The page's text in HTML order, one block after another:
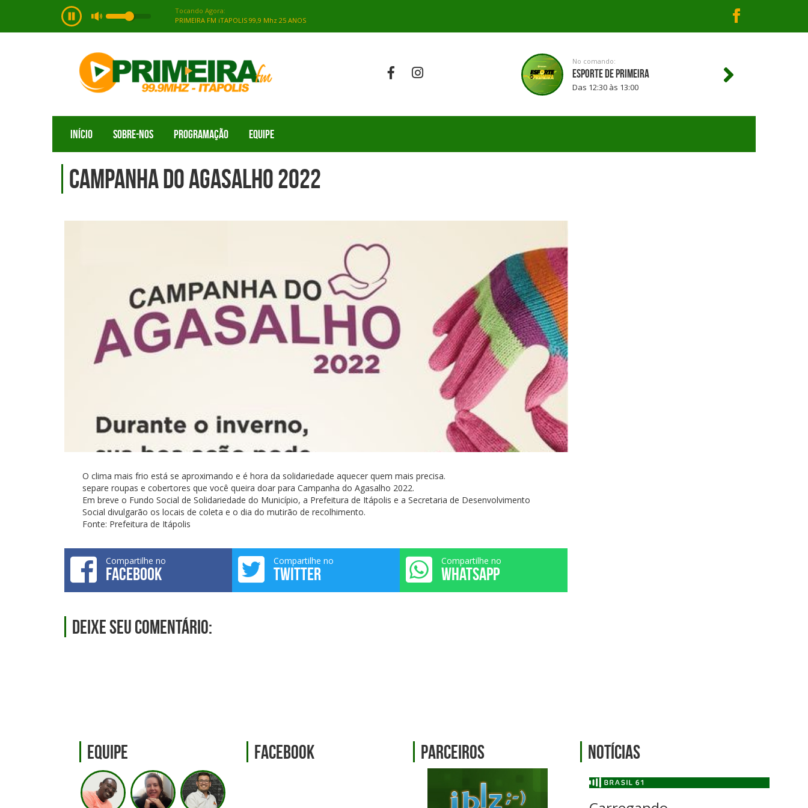
No comando:
REPÓRTER 99
Das 11:30 às 12:30
No comando:
ESPORTE DE PRIMEIRA
Das 12:30 às 13:00
INÍCIO SOBRE-NOS PROGRAMAÇÃO EQUIPE
Campanha do Agasalho 2022
O clima mais frio está se aproximando e é hora da solidariedade aquecer quem mais precisa.
separe roupas e cobertores que você queira doar para Campanha do Agasalho 2022.
Em breve o Fundo Social de Solidariedade do Município, a Prefeitura de Itápolis e a Secretaria de Desenvolvimento
Social divulgarão os locais de coleta e o dia do mutirão de recolhimento.
Fonte: Prefeitura de Itápolis
Compartilhe no
FACEBOOK
Compartilhe no
TWITTER
Compartilhe no
WHATSAPP
Deixe seu comentário:
Equipe Facebook Parceiros Notícias